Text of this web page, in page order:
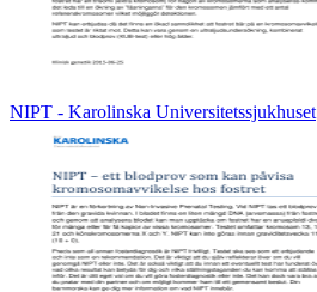
NIPT - Karolinska Universitetssjukhuset